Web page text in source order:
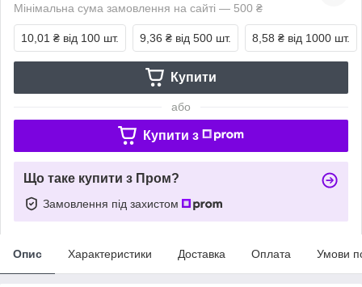
Мінімальна сума замовлення на сайті — 500 ₴
10,01 ₴ від 100 шт. 9,36 ₴ від 500 шт. 8,58 ₴ від 1000 шт.
Купити
або
Купити з
Що таке купити з Пром?
Замовлення під захистом
Опис Характеристики Доставка Оплата Умови